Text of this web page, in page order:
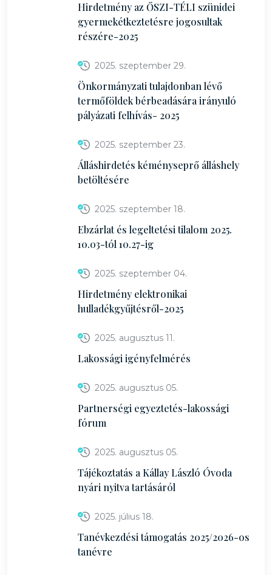
Hirdetmény az ŐSZI-TÉLI szünidei
gyermekétkeztetésre jogosultak
részére-2025
2025. szeptember 29.
Önkormányzati tulajdonban lévő
termőföldek bérbeadására irányuló
pályázati felhívás- 2025
2025. szeptember 23.
Álláshirdetés kéményseprő álláshely
betöltésére
2025. szeptember 18.
Ebzárlat és legeltetési tilalom 2025.
10.03-tól 10.27-ig
2025. szeptember 04.
Hirdetmény elektronikai
hulladékgyűjtésről-2025
2025. augusztus 11.
Lakossági igényfelmérés
2025. augusztus 05.
Partnerségi egyeztetés-lakossági
fórum
2025. augusztus 05.
Tájékoztatás a Kállay László Óvoda
nyári nyitva tartásáról
2025. július 18.
Tanévkezdési támogatás 2025/2026-os
tanévre